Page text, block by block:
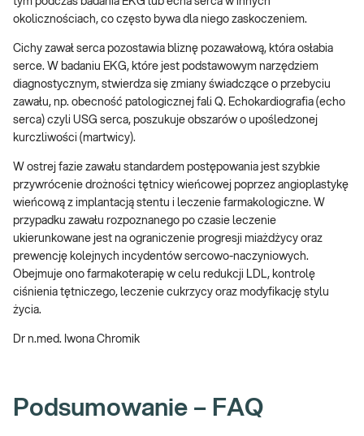
okolicznościach, co często bywa dla niego zaskoczeniem.
Cichy zawał serca pozostawia bliznę pozawałową, która osłabia
serce. W badaniu EKG, które jest podstawowym narzędziem
diagnostycznym, stwierdza się zmiany świadczące o przebyciu
zawału, np. obecność patologicznej fali Q. Echokardiografia (echo
serca) czyli USG serca, poszukuje obszarów o upośledzonej
kurczliwości (martwicy).
W ostrej fazie zawału standardem postępowania jest szybkie
przywrócenie drożności tętnicy wieńcowej poprzez angioplastykę
wieńcową z implantacją stentu i leczenie farmakologiczne. W
przypadku zawału rozpoznanego po czasie leczenie
ukierunkowane jest na ograniczenie progresji miażdżycy oraz
prewencję kolejnych incydentów sercowo-naczyniowych.
Obejmuje ono farmakoterapię w celu redukcji LDL, kontrolę
ciśnienia tętniczego, leczenie cukrzycy oraz modyfikację stylu
życia.
Dr n.med. Iwona Chromik
Podsumowanie – FAQ